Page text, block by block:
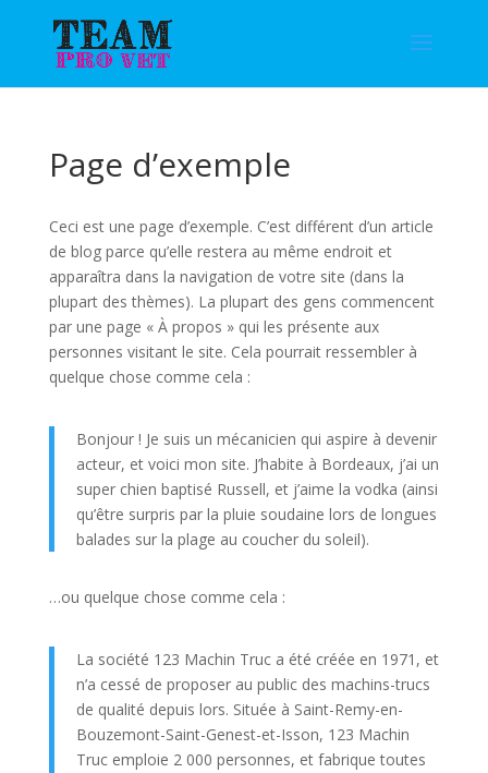
Page d’exemple
Ceci est une page d’exemple. C’est différent d’un article
de blog parce qu’elle restera au même endroit et
apparaîtra dans la navigation de votre site (dans la
plupart des thèmes). La plupart des gens commencent
par une page « À propos » qui les présente aux
personnes visitant le site. Cela pourrait ressembler à
quelque chose comme cela :
Bonjour ! Je suis un mécanicien qui aspire à devenir
acteur, et voici mon site. J’habite à Bordeaux, j’ai un
super chien baptisé Russell, et j’aime la vodka (ainsi
qu’être surpris par la pluie soudaine lors de longues
balades sur la plage au coucher du soleil).
…ou quelque chose comme cela :
La société 123 Machin Truc a été créée en 1971, et
n’a cessé de proposer au public des machins-trucs
de qualité depuis lors. Située à Saint-Remy-en-
Bouzemont-Saint-Genest-et-Isson, 123 Machin
Truc emploie 2 000 personnes, et fabrique toutes